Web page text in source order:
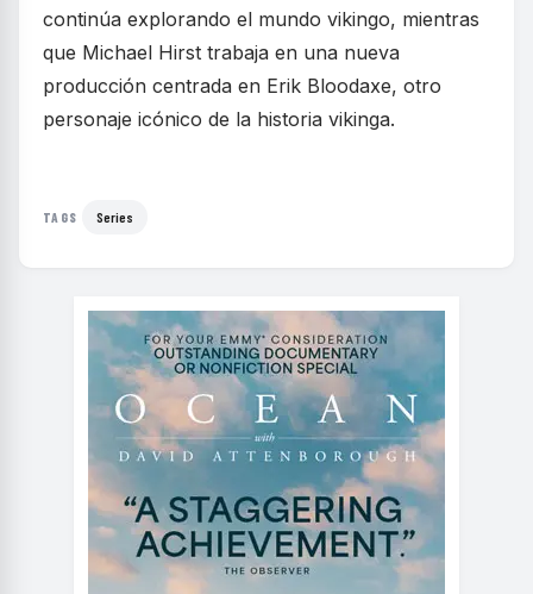
continúa explorando el mundo vikingo, mientras
que Michael Hirst trabaja en una nueva
producción centrada en Erik Bloodaxe, otro
personaje icónico de la historia vikinga.
TAGS Series